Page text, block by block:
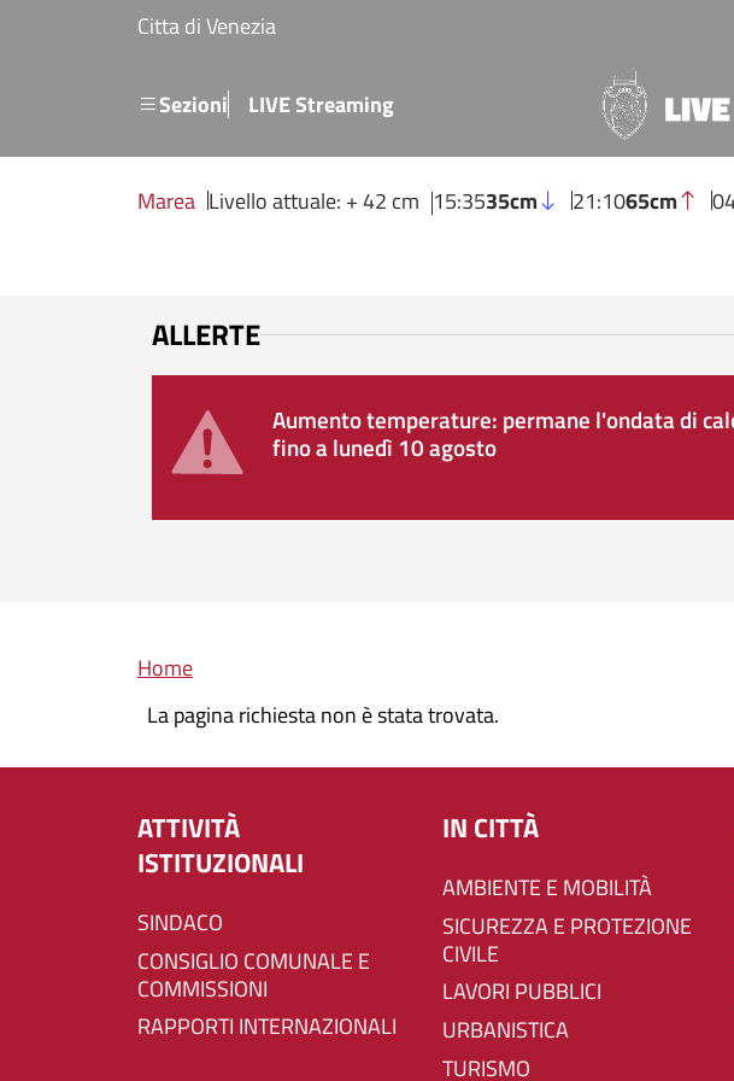
Salta al contenuto principale
Citta di Venezia
SezioniMenu secondario
LIVE Streaming
Marea Livello attuale: + 42 cm 15:3535cm 21:1065cm
ALLERTE
Aumento temperature: permane l'ondata di
fino a lunedì 10 agosto
Briciole di pane
Home
La pagina richiesta non è stata trovata.
ATTIVITÀ
ISTITUZIONALI
SINDACO
CONSIGLIO COMUNALE E
COMMISSIONI
RAPPORTI INTERNAZIONALI
IN CITTÀ
AMBIENTE E MOBILITÀ
SICUREZZA E PROTEZIONE
CIVILE
LAVORI PUBBLICI
URBANISTICA
TURISMO